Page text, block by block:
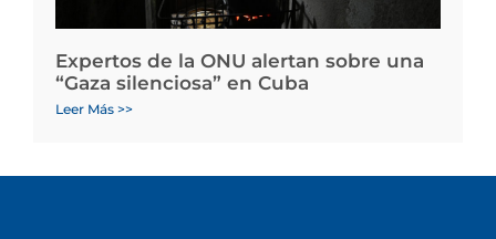
Expertos de la ONU alertan sobre una
“Gaza silenciosa” en Cuba
Leer Más >>